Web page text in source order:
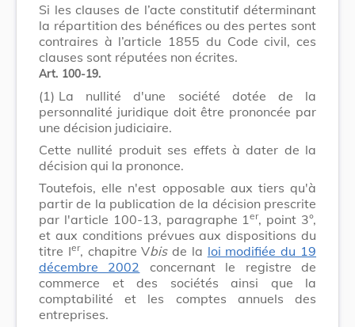
Si les clauses de l’acte constitutif déterminant
la répartition des bénéfices ou des pertes sont
contraires à l’article 1855 du Code civil, ces
clauses sont réputées non écrites.
Art. 100-19.
(1) La nullité d'une société dotée de la
personnalité juridique doit être prononcée par
une décision judiciaire.
Cette nullité produit ses effets à dater de la
décision qui la prononce.
Toutefois, elle n'est opposable aux tiers qu'à
partir de la publication de la décision prescrite
par l'article 100-13, paragraphe 1er, point 3°,
et aux conditions prévues aux dispositions du
titre Ier, chapitre Vbisde la loi modifiée du 19
décembre 2002 concernant le registre de
commerce et des sociétés ainsi que la
comptabilité et les comptes annuels des
entreprises.